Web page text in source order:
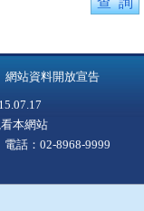
網站資料開放宣告
本網站
話：02-8968-9999